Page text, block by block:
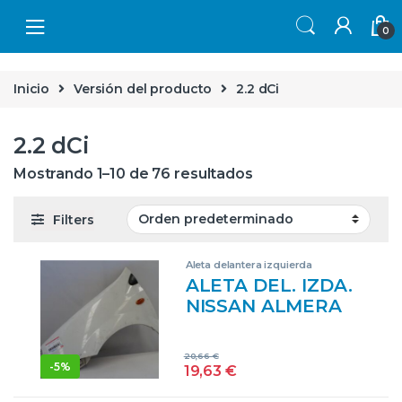
0
Inicio Versión del producto 2.2 dCi
2.2 dCi
Mostrando 1–10 de 76 resultados
Filters
-5%
Aleta delantera izquierda
ALETA DEL. IZDA.
NISSAN ALMERA
D-YD22 – #PROV#
19,63 €
20,66€